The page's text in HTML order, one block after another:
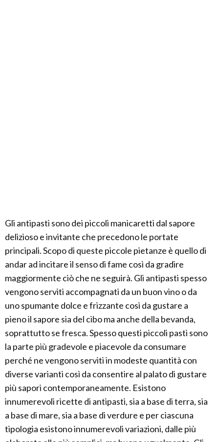
Gli antipasti sono dei piccoli manicaretti dal sapore
delizioso e invitante che precedono le portate
principali. Scopo di queste piccole pietanze è quello di
andar ad incitare il senso di fame così da gradire
maggiormente ciò che ne seguirà. Gli antipasti spesso
vengono serviti accompagnati da un buon vino o da
uno spumante dolce e frizzante così da gustare a
pieno il sapore sia del cibo ma anche della bevanda,
soprattutto se fresca. Spesso questi piccoli pasti sono
la parte più gradevole e piacevole da consumare
perché ne vengono serviti in modeste quantità con
diverse varianti così da consentire al palato di gustare
più sapori contemporaneamente. Esistono
innumerevoli ricette di antipasti, sia a base di terra, sia
a base di mare, sia a base di verdure e per ciascuna
tipologia esistono innumerevoli variazioni, dalle più